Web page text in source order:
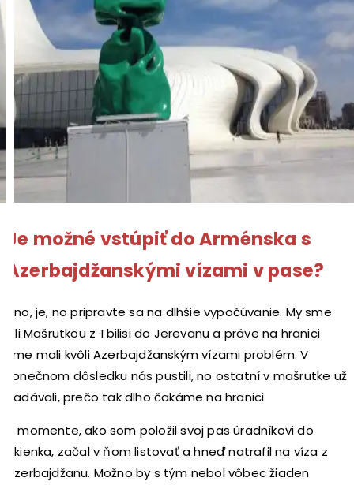
Je možné vstúpiť do Arménska s
Azerbajdžanskými vízami v pase?
Áno, je, no pripravte sa na dlhšie vypočúvanie. My sme
išli Mašrutkou z Tbilisi do Jerevanu a práve na hranici
sme mali kvôli Azerbajdžanským vízami problém. V
konečnom dôsledku nás pustili, no ostatní v mašrutke už
nadávali, prečo tak dlho čakáme na hranici.
V momente, ako som položil svoj pas úradníkovi do
okienka, začal v ňom listovať a hneď natrafil na víza z
Azerbajdžanu. Možno by s tým nebol vôbec žiaden